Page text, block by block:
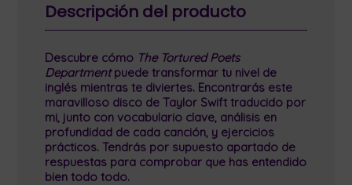
Descripción del producto
Descubre cómo The Tortured Poets
Departmentpuede transformar tu nivel de
inglés mientras te diviertes. Encontrarás este
maravilloso disco de Taylor Swift traducido por
mi, junto con vocabulario clave, análisis en
profundidad de cada canción, y ejercicios
prácticos. Tendrás por supuesto apartado de
respuestas para comprobar que has entendido
bien todo todo.